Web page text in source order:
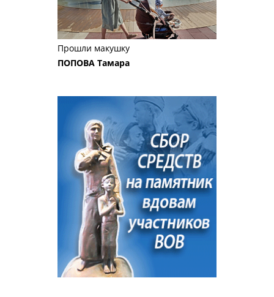
Прошли макушку
ПОПОВА Тамара